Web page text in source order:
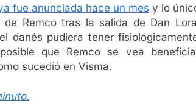
fue anunciada hace un mes y lo
de Remco tras la salida de Dan
danés pudiera tener
que Remco se vea
sucedió en Visma.